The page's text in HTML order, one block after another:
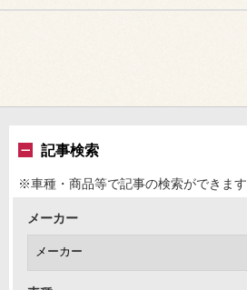
記事検索
※車種・商品等で記事の検索ができます
メーカー